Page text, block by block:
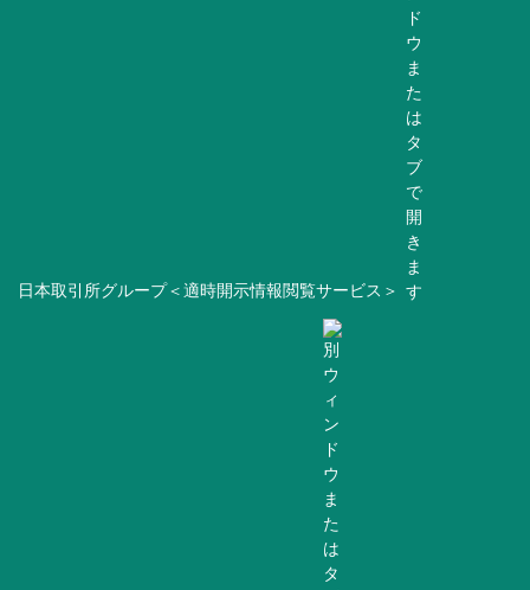
日本取引所グループ＜適時開示情報閲覧サービス＞